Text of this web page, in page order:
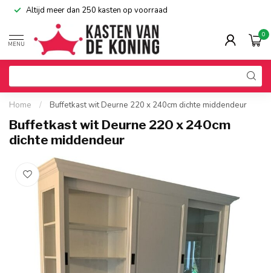
Altijd meer dan 250 kasten op voorraad
MENU
0
Home / Buffetkast wit Deurne 220 x 240cm dichte middendeur
Buffetkast wit Deurne 220 x 240cm
dichte middendeur